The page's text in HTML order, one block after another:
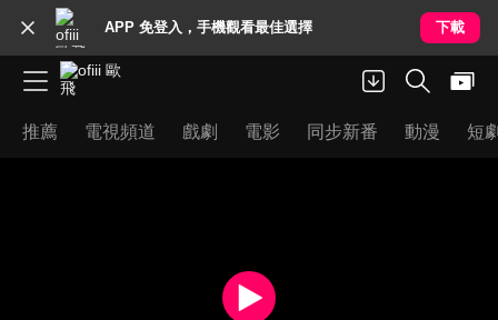
APP 免登入，手機觀看最佳選擇 下載
推薦 電視頻道 戲劇 電影 同步新番 動漫 短